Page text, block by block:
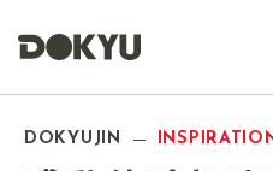
DOKYUJIN